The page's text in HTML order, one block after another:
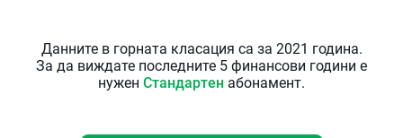
Данните в горната класация са за 2021 година.
За да виждате последните 5 финансови години е
нужен Стандартен абонамент.